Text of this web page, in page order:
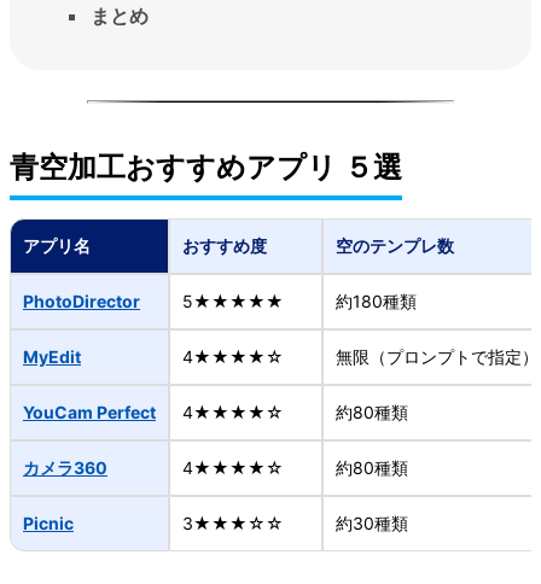
まとめ
青空加工おすすめアプリ ５選
アプリ名 おすすめ度 空のテンプレ数
PhotoDirector 5★★★★★ 約180種類
MyEdit 4★★★★☆ 無限（プロンプトで指定）
YouCam Perfect 4★★★★☆ 約80種類
カメラ360 4★★★★☆ 約80種類
Picnic 3★★★☆☆ 約30種類